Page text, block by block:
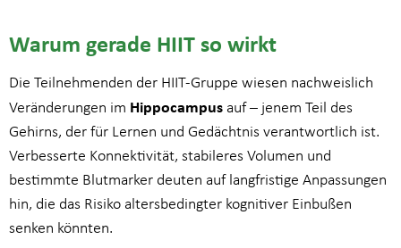
Warum gerade HIIT so wirkt
Die Teilnehmenden der HIIT-Gruppe wiesen nachweislich
Veränderungen im Hippocampus auf – jenem Teil des
Gehirns, der für Lernen und Gedächtnis verantwortlich ist.
Verbesserte Konnektivität, stabileres Volumen und
bestimmte Blutmarker deuten auf langfristige Anpassungen
hin, die das Risiko altersbedingter kognitiver Einbußen
senken könnten.